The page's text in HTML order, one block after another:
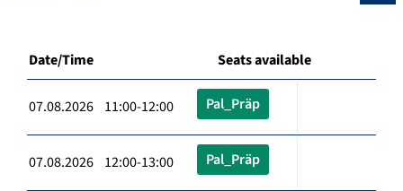
Date/Time Seats available
07.08.2026 11:00-12:00 Pal_Präp
07.08.2026 12:00-13:00 Pal_Präp